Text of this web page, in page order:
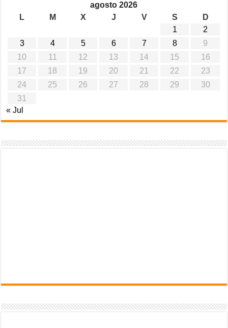
agosto 2026
L
M X J V S
D
1
2
3
4 5 6 7 8
9
10
11 12 13 14 15
16
17
18 19 20 21 22
23
24
25 26 27 28 29
30
31
« Jul